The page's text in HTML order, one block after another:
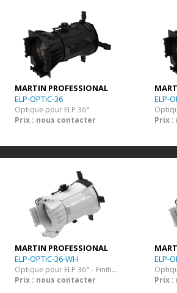
MARTIN PROFESSIONAL
ELP-OPTIC-36
Optique pour ELP 36°
Prix : nous contacter
ELP-
Prix
MARTIN PROFESSIONAL
ELP-OPTIC-36-WH
Optique pour ELP 36° - Finition Blanche
Prix : nous contacter
ELP-
Prix